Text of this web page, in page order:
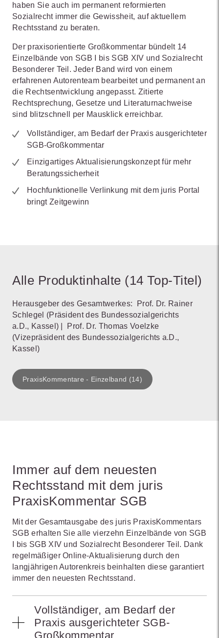
haben Sie auch im permanent reformierten
Sozialrecht immer die Gewissheit, auf aktuellem
Rechtsstand zu beraten.
Der praxisorientierte Großkommentar bündelt 14
Einzelbände von SGB I bis SGB XIV und Sozialrecht
Besonderer Teil. Jeder Band wird von einem
erfahrenen Autorenteam bearbeitet und permanent an
die Rechtsentwicklung angepasst. Zitierte
Rechtsprechung, Gesetze und Literaturnachweise
sind blitzschnell per Mausklick erreichbar.
Vollständiger, am Bedarf der Praxis ausgerichteter
SGB-Großkommentar
Einzigartiges Aktualisierungskonzept für mehr
Beratungssicherheit
Hochfunktionelle Verlinkung mit dem juris Portal
bringt Zeitgewinn
Alle Produktinhalte (14 Top-Titel)
Herausgeber des Gesamtwerkes:
Prof. Dr. Rainer
Schlegel (Präsident des Bundessozialgerichts
a.D., Kassel)
Prof. Dr. Thomas Voelzke
(Vizepräsident des Bundessozialgerichts a.D.,
Kassel)
PraxisKommentare - Einzelband (14)
Immer auf dem neuesten
Rechtsstand mit dem juris
PraxisKommentar SGB
Mit der Gesamtausgabe des juris PraxisKommentars
SGB erhalten Sie alle vierzehn Einzelbände von SGB
I bis SGB XIV und Sozialrecht Besonderer Teil. Dank
regelmäßiger Online-Aktualisierung durch den
langjährigen Autorenkreis beinhalten diese garantiert
immer den neuesten Rechtsstand.
Vollständiger, am Bedarf der
Praxis ausgerichteter SGB-
Großkommentar